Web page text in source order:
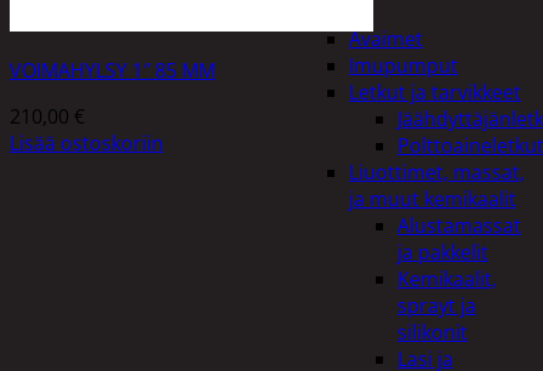
Avaimet
Imupumput
Letkut ja tarvikkeet
Polttoaineletkut
Liuottimet, massat,
ja muut kemikaalit
Alustamassat
ja pakkelit
Kemikaalit,
sprayt ja
silikonit
Lasi ja
VOIMAHYLSY 1″ 85 MM
210,00 €
Lisää ostoskoriin